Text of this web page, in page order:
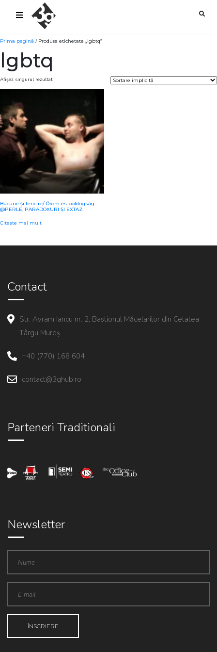
sold-out-button {{acf:sold_out}}
Prima pagină / Produse etichetate „lgbtq”
lgbtq
Afișez singurul rezultat
Bucurie și fericire/ Öröm és boldogság
@PERLE, PARADOXURI ȘI EXTAZ
Citește mai mult
Contact
Str. Avram Iancu nr. 2, Bastionul Măcelarilor din Cetatea
Târgu Mureș.
+40 (770) 168 604
contact@3ghub.ro
Parteneri Traditionali
Newsletter